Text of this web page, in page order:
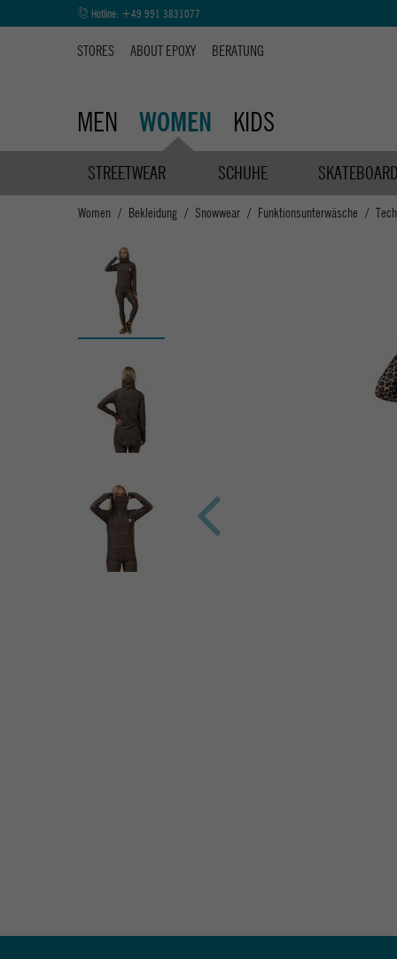
Hotline: +49 991 3831077
STORES ABOUT EPOXY BERATUNG
MEN WOMEN KIDS
STREETWEAR SCHUHE
Women Bekleidung Snowwear Funktionsunterwäsche